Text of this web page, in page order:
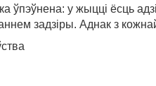
ўпэўнена: у жыцці ёсць
задзіры. Аднак з